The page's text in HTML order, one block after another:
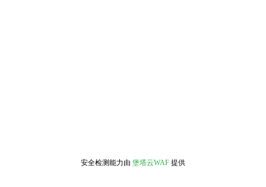
安全检测能力由 堡塔云WAF 提供